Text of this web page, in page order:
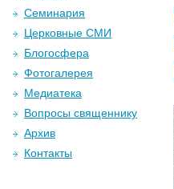
Семинария
Церковные СМИ
Блогосфера
Фотогалерея
Медиатека
Вопросы священнику
Архив
Контакты